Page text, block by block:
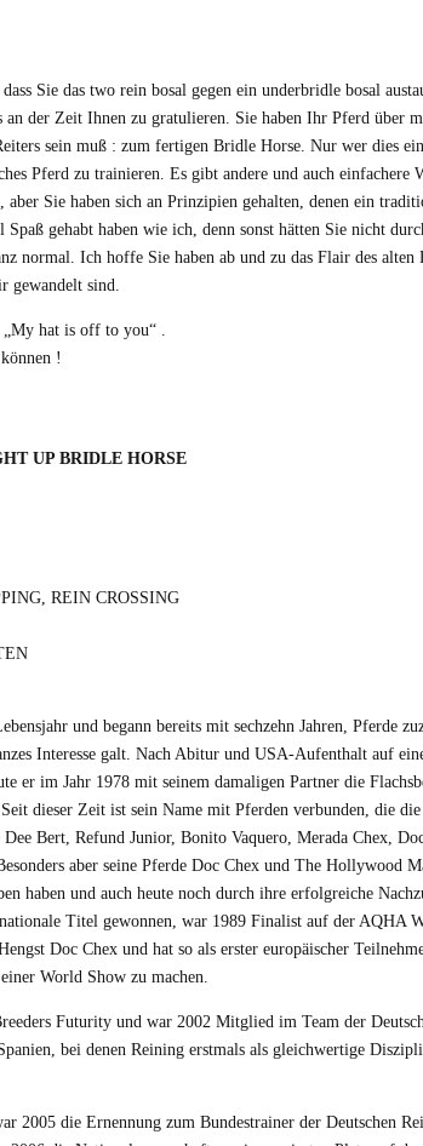
Sie das two rein bosal gegen ein underbridle bosal
an der Zeit Ihnen zu gratulieren. Sie haben Ihr Pferd über
sein muß : zum fertigen Bridle Horse. Nur wer dies
Pferd zu trainieren. Es gibt andere und auch einfachere
Sie haben sich an Prinzipien gehalten, denen ein
gehabt haben wie ich, denn sonst hätten Sie nicht
normal. Ich hoffe Sie haben ab und zu das Flair des
gewandelt sind.
hat is off to you“ .
!
UP BRIDLE HORSE
REIN CROSSING
und begann bereits mit sechzehn Jahren, Pferde
Interesse galt. Nach Abitur und USA-Aufenthalt auf
er im Jahr 1978 mit seinem damaligen Partner die
dieser Zeit ist sein Name mit Pferden verbunden, die
Bert, Refund Junior, Bonito Vaquero, Merada Chex,
aber seine Pferde Doc Chex und The Hollywood
haben und auch heute noch durch ihre erfolgreiche
Titel gewonnen, war 1989 Finalist auf der AQHA
Doc Chex und hat so als erster europäischer
World Show zu machen.
Futurity und war 2002 Mitglied im Team der
bei denen Reining erstmals als gleichwertige
2005 die Ernennung zum Bundestrainer der Deutschen